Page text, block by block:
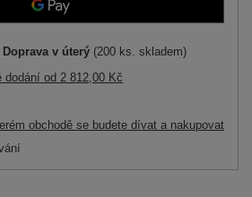
Doprava v úterý (200 ks. skladem)
dodání od 2 812,00 Kč
obchodě se budete dívat a nakupovat